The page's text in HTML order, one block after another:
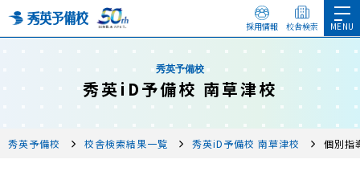
採用情報 校舎検索
秀英予備校
秀英iD予備校 南草津校
秀英予備校 校舎検索結果一覧 秀英iD予備校 南草津校 個別指